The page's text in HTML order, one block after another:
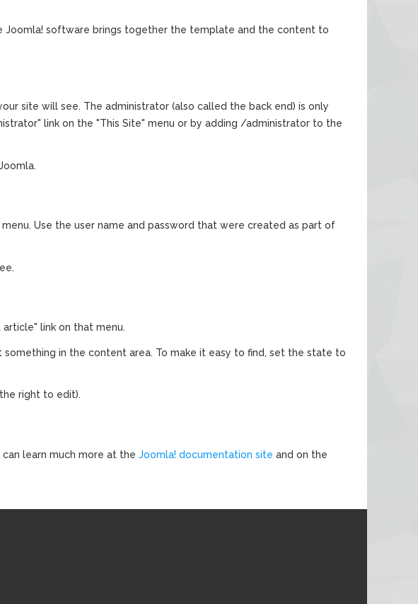
Joomla! software brings together the template and the content to
site will see. The administrator (also called the back end) is only
link on the "This Site" menu or by adding /administrator to the
Use the user name and password that were created as part of
link on that menu.
in the content area. To make it easy to find, set the state to
right to edit).
learn much more at the Joomla! documentation site and on the